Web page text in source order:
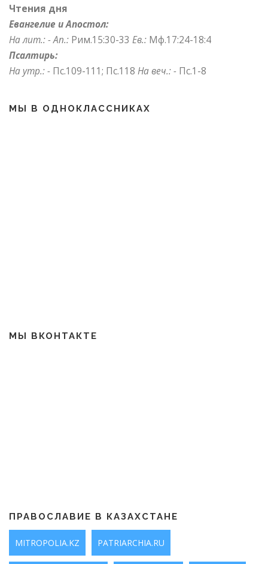
Чтения дня
Евангелие и Апостол:
На лит.: -Ап.: Рим.15:30-33 Ев.: Мф.17:24-18:4
Псалтирь:
На утр.: - Пс.109-111; Пс.118 На веч.: - Пс.1-8
МЫ В ОДНОКЛАССНИКАХ
МЫ ВКОНТАКТЕ
ПРАВОСЛАВИЕ В КАЗАХСТАНЕ
MITROPOLIA.KZ PATRIARCHIA.RU